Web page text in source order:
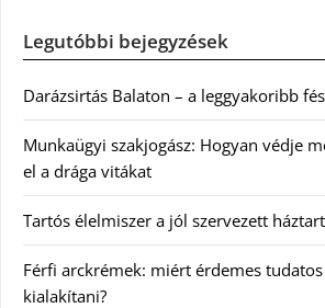
Legutóbbi bejegyzések
Darázsirtás Balaton – a leggyakoribb
Munkaügyi szakjogász: Hogyan védje
el a drága vitákat
Tartós élelmiszer a jól szervezett
Férfi arckrémek: miért érdemes
kialakítani?